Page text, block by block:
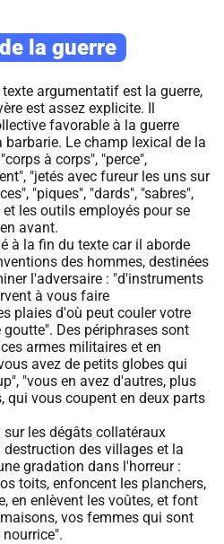
la guerre
argumentatif est la guerre,
est assez explicite. Il
favorable à la guerre
barbarie. Le champ lexical de la
à corps", "perce",
"jetés avec fureur les uns sur
"piques", "dards", "sabres",
et les outils employés pour se
avant.
à la fin du texte car il aborde
des hommes, destinées
l'adversaire : "d'instruments
à vous faire
plaies d'où peut couler votre
Des périphrases sont
armes militaires et en
avez de petits globes qui
"vous en avez d'autres, plus
qui vous coupent en deux parts
les dégâts collatéraux
des villages et la
gradation dans l'horreur :
toits, enfoncent les planchers,
en enlèvent les voûtes, et font
vos femmes qui sont